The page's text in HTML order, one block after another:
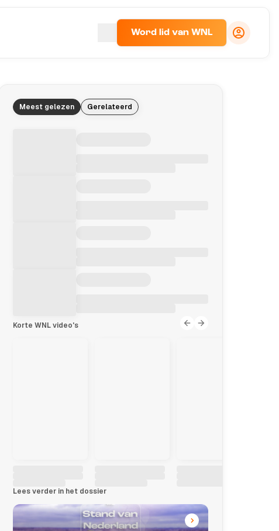
Word lid van WNL
Meest gelezen Gerelateerd
Korte WNL video's
Lees verder in het dossier